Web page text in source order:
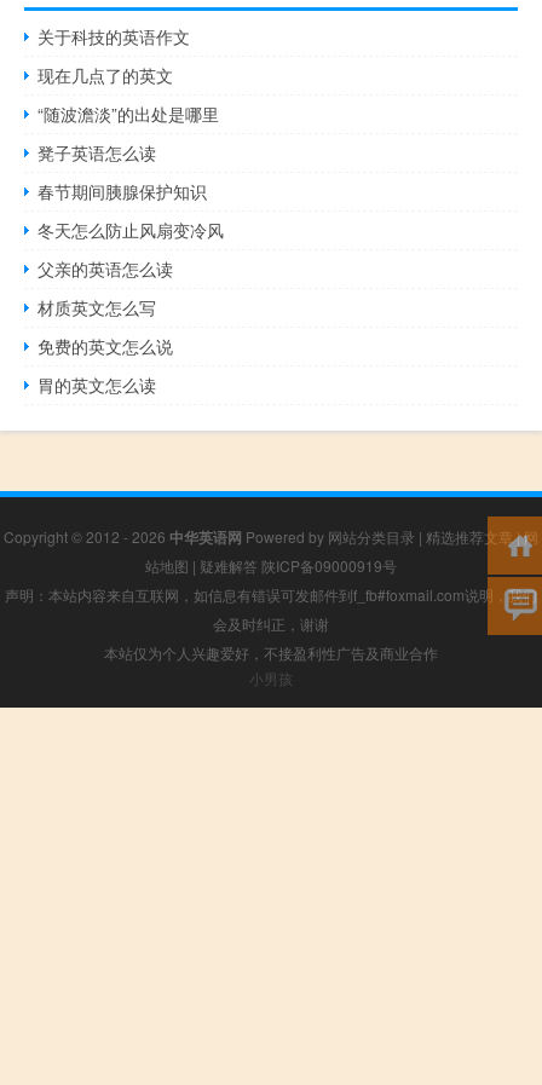
关于科技的英语作文
现在几点了的英文
“随波澹淡”的出处是哪里
凳子英语怎么读
春节期间胰腺保护知识
冬天怎么防止风扇变冷风
父亲的英语怎么读
材质英文怎么写
免费的英文怎么说
胃的英文怎么读
Copyright © 2012 - 2026 中华英语网 Powered by 网站分类目录 | 精选推荐文章|网
站地图 | 疑难解答 陕ICP备09000919号
声明：本站内容来自互联网，如信息有错误可发邮件到f_fb#foxmail.com说明，我们
会及时纠正，谢谢
本站仅为个人兴趣爱好，不接盈利性广告及商业合作
小男孩